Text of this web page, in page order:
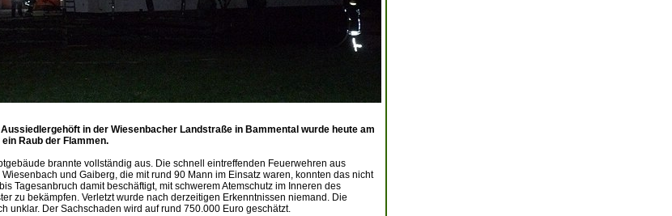
in der Wiesenbacher Landstraße in Bammental wurde heute am
Raub der Flammen.
brannte vollständig aus. Die schnell eintreffenden Feuerwehren aus
und Gaiberg, die mit rund 90 Mann im Einsatz waren, konnten das nicht
Tagesanbruch damit beschäftigt, mit schwerem Atemschutz im Inneren des
zu bekämpfen. Verletzt wurde nach derzeitigen Erkenntnissen niemand. Die
unklar. Der Sachschaden wird auf rund 750.000 Euro geschätzt.